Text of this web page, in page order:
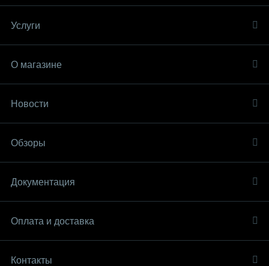
Услуги
О магазине
Новости
Обзоры
Документация
Оплата и доставка
Контакты